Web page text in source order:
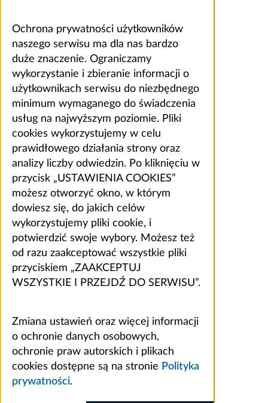
Ochrona prywatności użytkowników
naszego serwisu ma dla nas bardzo
duże znaczenie. Ograniczamy
wykorzystanie i zbieranie informacji o
użytkownikach serwisu do niezbędnego
minimum wymaganego do świadczenia
usług na najwyższym poziomie. Pliki
cookies wykorzystujemy w celu
prawidłowego działania strony oraz
analizy liczby odwiedzin. Po kliknięciu w
przycisk „USTAWIENIA COOKIES”
możesz otworzyć okno, w którym
dowiesz się, do jakich celów
wykorzystujemy pliki cookie, i
potwierdzić swoje wybory. Możesz też
od razu zaakceptować wszystkie pliki
przyciskiem „ZAAKCEPTUJ
WSZYSTKIE I PRZEJDŹ DO SERWISU”.
Zmiana ustawień oraz więcej informacji
o ochronie danych osobowych,
ochronie praw autorskich i plikach
cookies dostępne są na stronie Polityka
prywatności.